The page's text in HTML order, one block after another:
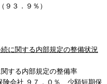
９３．９％）
に関する内部規定の整備状況
する内部規定の整備率
会社 ９７．０％、少額短期保